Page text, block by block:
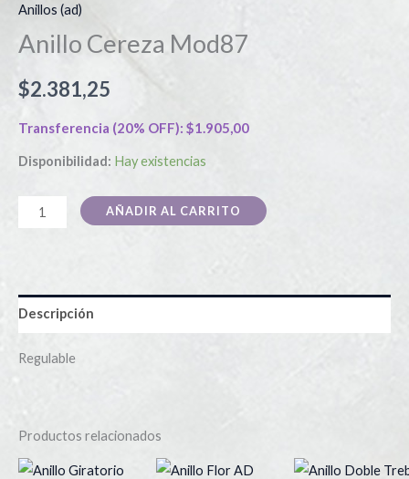
Anillos (ad)
Anillo Cereza Mod87
$2.381,25
Transferencia (20% OFF): $1.905,00
Disponibilidad: Hay existencias
AÑADIR AL CARRITO
Descripción
Regulable
Productos relacionados
Este
Este